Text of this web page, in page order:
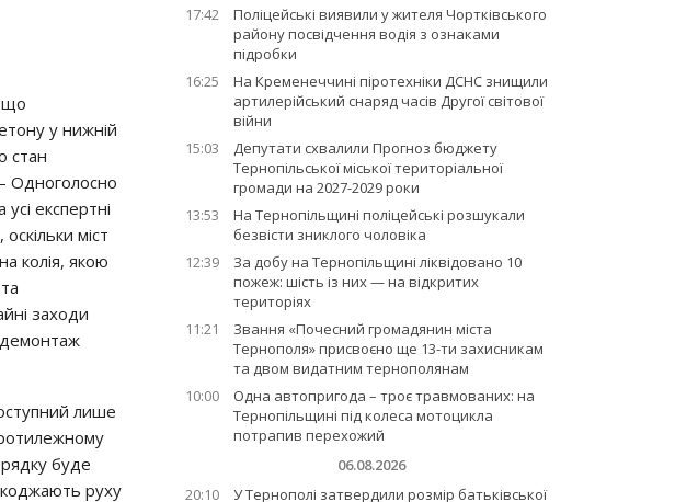
що
у нижній
стан
Одноголосно
експертні
міст
колія, якою
заходи
лише
буде
руху
17:42
Поліцейські виявили у жителя Чортківського
району посвідчення водія з ознаками
підробки
16:25
На Кременеччині піротехніки ДСНС знищили
артилерійський снаряд часів Другої світової
війни
15:03
Депутати схвалили Прогноз бюджету
Тернопільської міської територіальної
громади на 2027-2029 роки
13:53
На Тернопільщині поліцейські розшукали
безвісти зниклого чоловіка
12:39
За добу на Тернопільщині ліквідовано 10
пожеж: шість із них — на відкритих
територіях
11:21
Звання «Почесний громадянин міста
Тернополя» присвоєно ще 13-ти захисникам
та двом видатним тернополянам
10:00
Одна автопригода – троє травмованих: на
Тернопільщині під колеса мотоцикла
потрапив перехожий
06.08.2026
20:10
У Тернополі затвердили розмір батьківської